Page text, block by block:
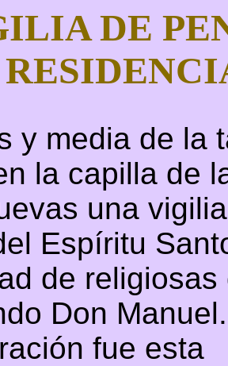
DE
y media de la
la capilla de
una
Espíritu
de
Don Manuel.
fue esta